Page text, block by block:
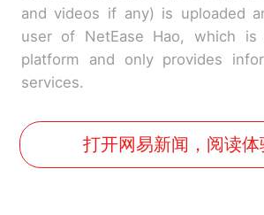
and videos if any) is uploaded
user of NetEase Hao, which is
platform and only provides
services.
打开网易新闻，阅读体